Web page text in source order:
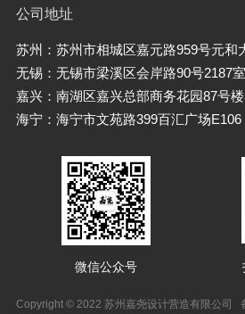
Copyright © 2022 苏州嘉尧设计营造有限公司
公司地址
苏州：苏州市相城区嘉元路959号元和
无锡：无锡市梁溪区会岸路90号2187室
嘉兴：南湖区嘉兴总部商务花园87号
海宁：海宁市文苑路399百汇广场E106
微信公众号